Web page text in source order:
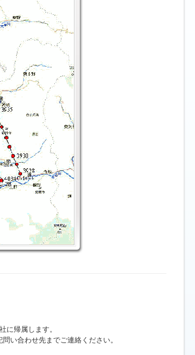
に帰属します。
い合わせ先までご連絡ください。